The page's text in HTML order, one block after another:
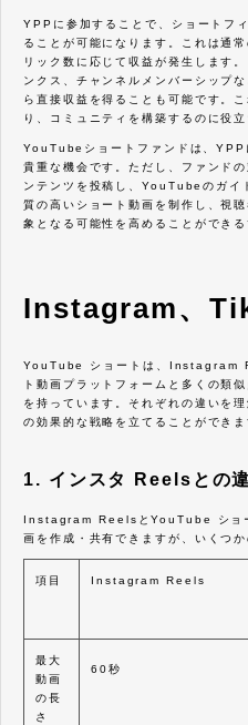
YPPに参加することで、ショートフ
ることが可能になります。これは通
リック数に応じて収益が発生します
ンクス、チャンネルメンバーシップ
ら直接収益を得ることも可能です。
り、コミュニティを構築するのに役立
YouTubeショートファンドは、YPP
貴重な機会です。ただし、ファンド
ンテンツを投稿し、YouTubeのガイ
質の高いショート動画を制作し、視
象となる可能性を高めることができる
Instagram、
YouTube ショートは、Instagram
ト動画プラットフォームと多くの類
を持っています。それぞれの違いを
の効果的な戦略を立てることができま
1. インスタ Reelsとの
Instagram ReelsとYouTube ショ
画を作成・共有できますが、いくつか
項目 Instagram
最大
動画
の長
さ
60